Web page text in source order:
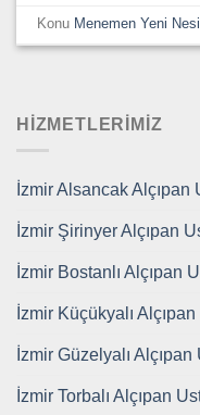
Konu Menemen Yeni
HIZMETLERIMIZ
İzmir Alsancak Alçıpan
İzmir Şirinyer Alçıpan
İzmir Bostanlı Alçıpan
İzmir Küçükyalı
İzmir Güzelyalı Alçıpan
İzmir Torbalı Alçıpan